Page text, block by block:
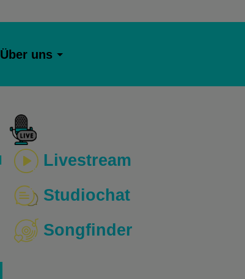
Über uns
Livestream
Studiochat
Songfinder